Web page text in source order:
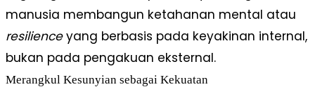
manusia membangun ketahanan mental atau
resilienceyang berbasis pada keyakinan internal,
bukan pada pengakuan eksternal.
Merangkul Kesunyian sebagai Kekuatan